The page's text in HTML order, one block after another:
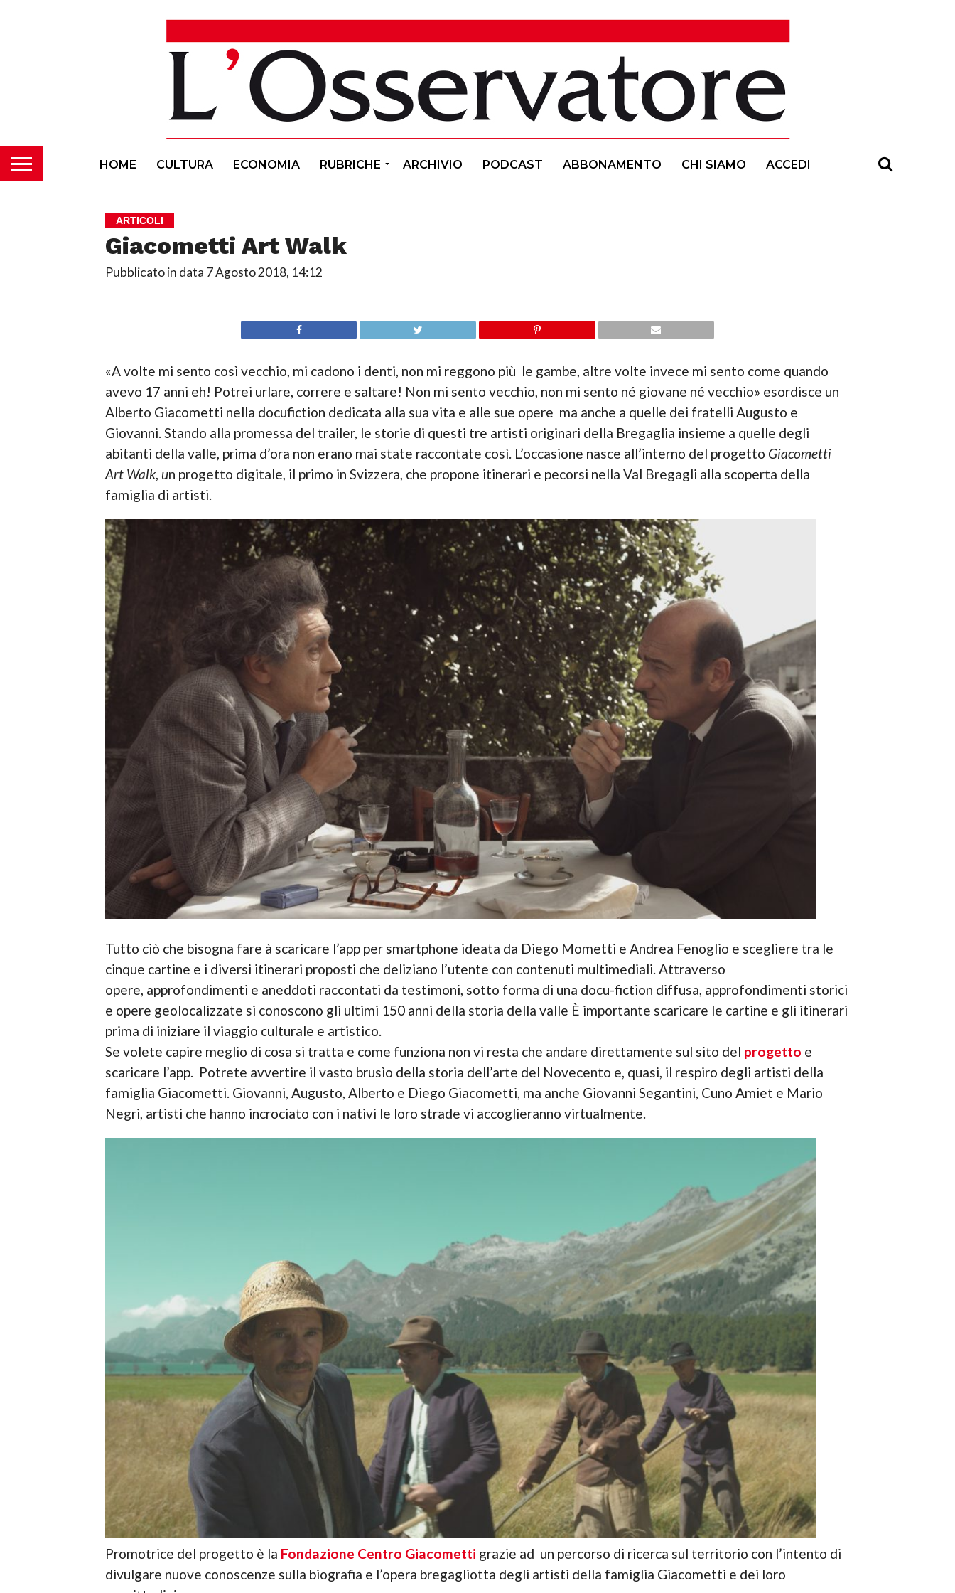
HOME CULTURA ECONOMIA RUBRICHE ARCHIVIO PODCAST ABBONAMENTO CHI SIAMO ACCEDI
ARTICOLI
Giacometti Art Walk
Pubblicato in data 7 Agosto 2018, 14:12
«A volte mi sento così vecchio, mi cadono i denti, non mi reggono più le gambe, altre volte invece mi sento come quando
avevo 17 anni eh! Potrei urlare, correre e saltare! Non mi sento vecchio, non mi sento né giovane né vecchio» esordisce un
Alberto Giacometti nella docufiction dedicata alla sua vita e alle sue opere ma anche a quelle dei fratelli Augusto e
Giovanni. Stando alla promessa del trailer, le storie di questi tre artisti originari della Bregaglia insieme a quelle degli
abitanti della valle, prima d’ora non erano mai state raccontate così. L’occasione nasce all’interno del progetto Giacometti
Art Walk, un progetto digitale, il primo in Svizzera, che propone itinerari e pecorsi nella Val Bregagli alla scoperta della
famiglia di artisti.
Tutto ciò che bisogna fare à scaricare l’app per smartphone ideata da Diego Mometti e Andrea Fenoglio e scegliere tra le
cinque cartine e i diversi itinerari proposti che deliziano l’utente con contenuti multimediali. Attraverso
opere, approfondimenti e aneddoti raccontati da testimoni, sotto forma di una docu-fiction diffusa, approfondimenti storici
e opere geolocalizzate si conoscono gli ultimi 150 anni della storia della valle È importante scaricare le cartine e gli itinerari
prima di iniziare il viaggio culturale e artistico.
Se volete capire meglio di cosa si tratta e come funziona non vi resta che andare direttamente sul sito del progetto e
scaricare l’app. Potrete avvertire il vasto brusìo della storia dell’arte del Novecento e, quasi, il respiro degli artisti della
famiglia Giacometti. Giovanni, Augusto, Alberto e Diego Giacometti, ma anche Giovanni Segantini, Cuno Amiet e Mario
Negri, artisti che hanno incrociato con i nativi le loro strade vi accoglieranno virtualmente.
Promotrice del progetto è la Fondazione Centro Giacometti grazie ad un percorso di ricerca sul territorio con l’intento di
divulgare nuove conoscenze sulla biografia e l’opera bregagliotta degli artisti della famiglia Giacometti e dei loro